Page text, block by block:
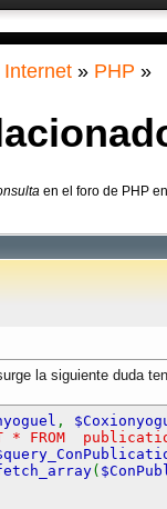
» PHP »
en el foro de PHP
la siguiente duda
,
* FROM
(